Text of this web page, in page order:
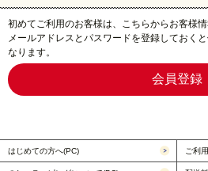
初めてご利用のお客様は、こちらからお客様情
メールアドレスとパスワードを登録しておく
なります。
はじめての方へ(PC) ご利